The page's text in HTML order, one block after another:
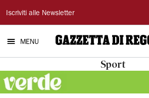
Gazzetta
di
Reggio
Iscriviti alle Newsletter
MENU
Sport